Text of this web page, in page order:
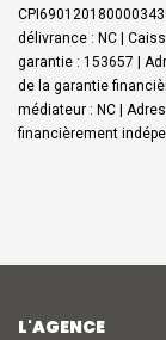
délivrance : NC |
garantie : 153657 |
de la garantie
médiateur : NC |
financièrement
L'AGENCE